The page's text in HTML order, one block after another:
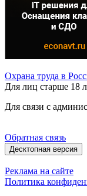
Охрана труда в
Для лиц старше 18
Для связи с
Обратная связь
Десктопная версия
Реклама на сайте
Политика